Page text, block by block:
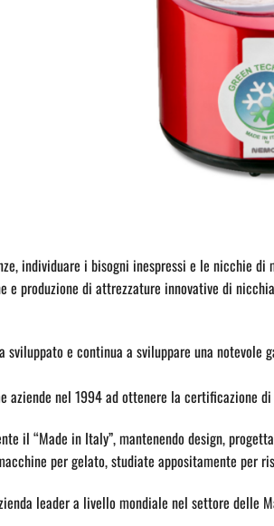
individuare i bisogni inespressi e le nicchie
e produzione di attrezzature innovative di
sviluppato e continua a sviluppare una
aziende nel 1994 ad ottenere la certificazione
il “Made in Italy”, mantenendo design,
per gelato, studiate appositamente per
leader a livello mondiale nel settore